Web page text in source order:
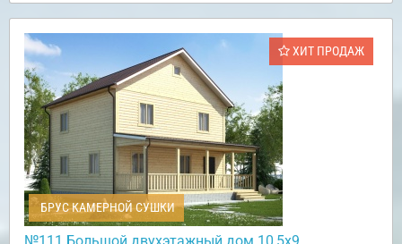
ХИТ ПРОДАЖ
БРУС КАМЕРНОЙ СУШКИ